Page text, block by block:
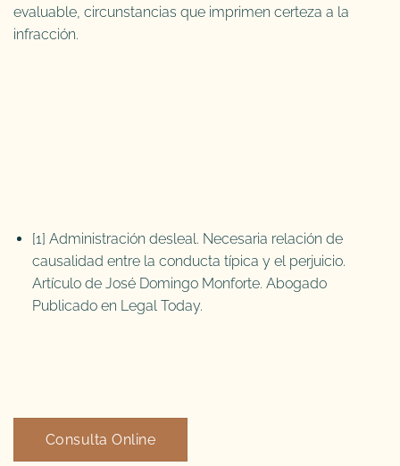
evaluable, circunstancias que imprimen certeza a la
infracción.
[1] Administración desleal. Necesaria relación de
causalidad entre la conducta típica y el perjuicio.
Artículo de José Domingo Monforte. Abogado
Publicado en Legal Today.
Consulta Online